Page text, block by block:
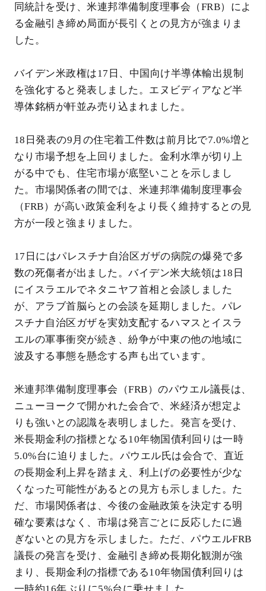
同統計を受け、米連邦準備制度理事会（FRB）によ
る金融引き締め局面が長引くとの見方が強まりま
した。
バイデン米政権は17日、中国向け半導体輸出規制
を強化すると発表しました。エヌビディアなど半
導体銘柄が軒並み売り込まれました。
18日発表の9月の住宅着工件数は前月比で7.0%増と
なり市場予想を上回りました。金利水準が切り上
がる中でも、住宅市場が底堅いことを示しまし
た。市場関係者の間では、米連邦準備制度理事会
（FRB）が高い政策金利をより長く維持するとの見
方が一段と強まりました。
17日にはパレスチナ自治区ガザの病院の爆発で多
数の死傷者が出ました。バイデン米大統領は18日
にイスラエルでネタニヤフ首相と会談しました
が、アラブ首脳らとの会談を延期しました。パレ
スチナ自治区ガザを実効支配するハマスとイスラ
エルの軍事衝突が続き、紛争が中東の他の地域に
波及する事態を懸念する声も出ています。
米連邦準備制度理事会（FRB）のパウエル議長は、
ニューヨークで開かれた会合で、米経済が想定よ
りも強いとの認識を表明しました。発言を受け、
米長期金利の指標となる10年物国債利回りは一時
5.0%台に迫りました。パウエル氏は会合で、直近
の長期金利上昇を踏まえ、利上げの必要性が少な
くなった可能性があるとの見方も示しました。た
だ、市場関係者は、今後の金融政策を決定する明
確な要素はなく、市場は発言ごとに反応したに過
ぎないとの見方を示しました。ただ、パウエルFRB
議長の発言を受け、金融引き締め長期化観測が強
まり、長期金利の指標である10年物国債利回りは
一時約16年ぶりに5%台に乗せました。